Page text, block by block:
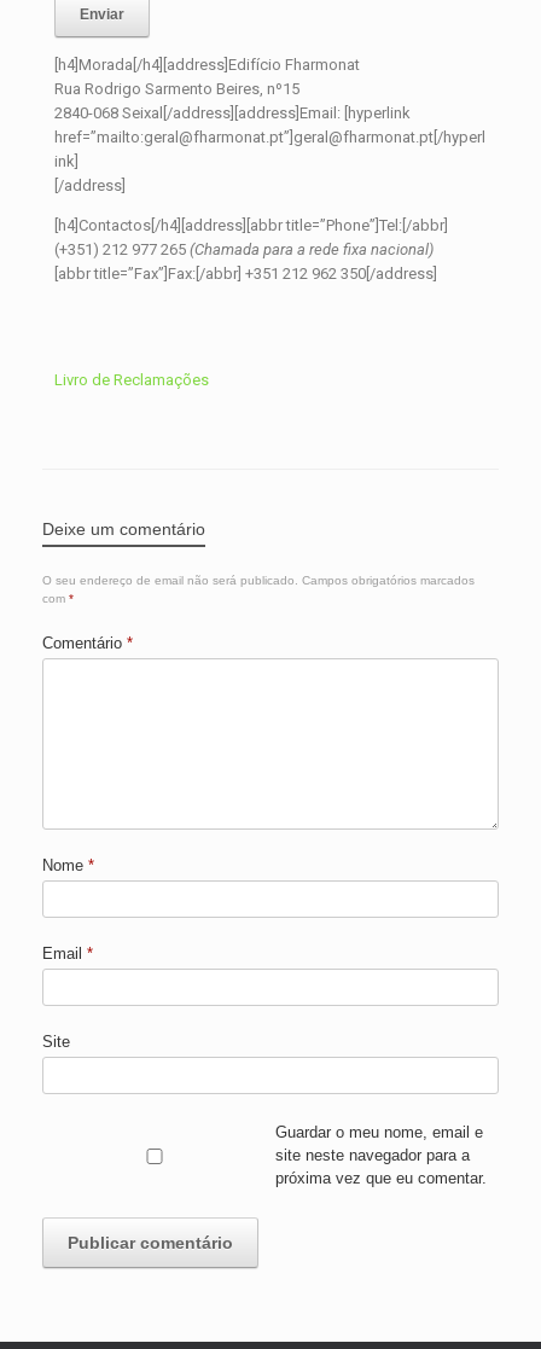
[h4]Morada[/h4][address]Edifício Fharmonat
Rua Rodrigo Sarmento Beires, nº15
2840-068 Seixal[/address][address]Email: [hyperlink
href=”mailto:geral@fharmonat.pt”]geral@fharmonat.pt[/hyperl
ink]
[/address]
[h4]Contactos[/h4][address][abbr title=”Phone”]Tel:[/abbr]
(+351) 212 977 265 (Chamada para a rede fixa nacional)
[abbr title=”Fax”]Fax:[/abbr] +351 212 962 350[/address]
Livro de Reclamações
Deixe um comentário
O seu endereço de email não será publicado.
Campos obrigatórios marcados
com *
Comentário *
Nome *
Email *
Site
Guardar o meu nome, email e
site neste navegador para a
próxima vez que eu comentar.